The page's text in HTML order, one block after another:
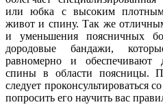
или юбка с высоким
живот и спину. Так же
и уменьшения поясничных
дородовые бандажи,
равномерно и обеспечивают
спины в области поясницы.
следует проконсультироваться
попросить его научить вас